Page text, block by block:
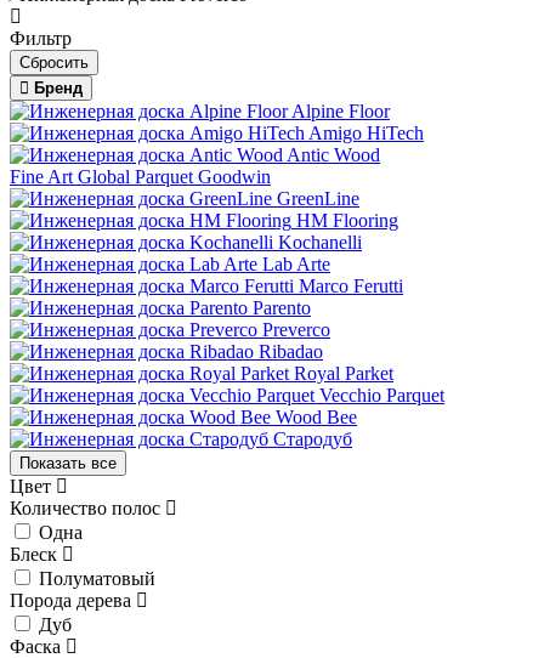
Фильтр
Бренд
Alpine Floor
Amigo HiTech
Antic Wood
Fine Art Global Parquet Goodwin
GreenLine
HM Flooring
Kochanelli
Lab Arte
Marco Ferutti
Parento
Preverco
Ribadao
Royal Parket
Vecchio Parquet
Wood Bee
Стародуб
Показать все
Цвет
Количество полос
Одна
Блеск
Полуматовый
Порода дерева
Дуб
Фаска